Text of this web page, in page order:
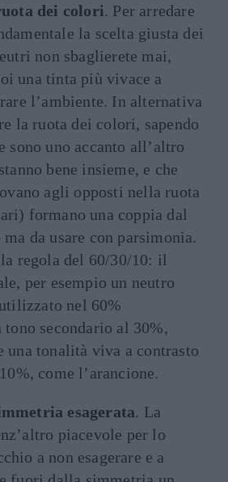
dei colori. Per arredare
la scelta giusta dei
non sbaglierete mai,
una tinta più vivace a
l’ambiente. In alternativa
la ruota dei colori, sapendo
sono uno accanto all’altro
bene insieme, e che
agli opposti nella ruota
formano una coppia dal
da usare con parsimonia.
regola del 60/30/10: il
per esempio un neutro
nel 60%
tono secondario al 30%,
una tonalità viva a contrasto
come l’arancione.
esagerata. La
piacevole per lo
a non esagerare e a